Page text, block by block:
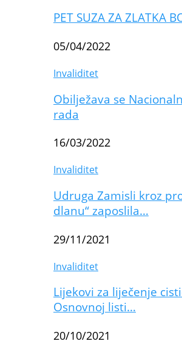
PET SUZA ZA ZLATKA
05/04/2022
Invaliditet
Obilježava se
rada
16/03/2022
Invaliditet
Udruga Zamisli kroz
dlanu“ zaposlila…
29/11/2021
Invaliditet
Lijekovi za liječenje
Osnovnoj listi…
20/10/2021